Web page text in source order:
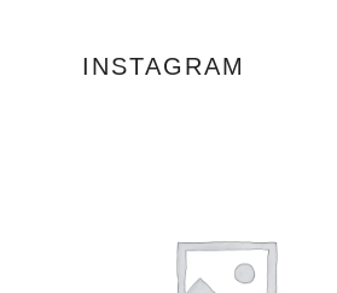
INSTAGRAM